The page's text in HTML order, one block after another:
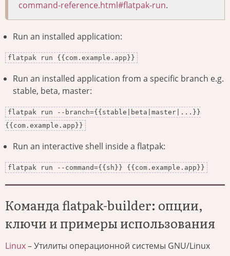
command-reference.html#flatpak-run.
Run an installed application:
flatpak run {{com.example.app}}
Run an installed application from a specific branch e.g.
stable, beta, master:
flatpak run --branch={{stable|beta|master|...}}
{{com.example.app}}
Run an interactive shell inside a flatpak:
flatpak run --command={{sh}} {{com.example.app}}
Команда flatpak-builder: опции,
ключи и примеры использования
Linux– Утилиты операционной системы GNU/Linux